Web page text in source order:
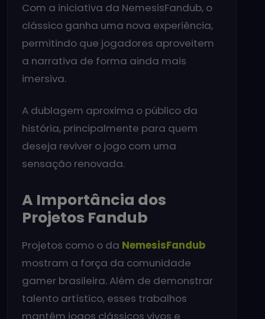
Com a iniciativa da NemesisFandub, o
clássico ganha uma nova experiência,
permitindo que jogadores aproveitem
a narrativa de forma ainda mais
imersiva.
A dublagem aproxima o público da
história, principalmente para quem
deseja reviver o jogo com uma
sensação renovada.
A Importância dos
Projetos Fandub
Projetos como o da NemesisFandub
mostram a força da comunidade
gamer brasileira. Além de demonstrar
talento artístico, esses trabalhos